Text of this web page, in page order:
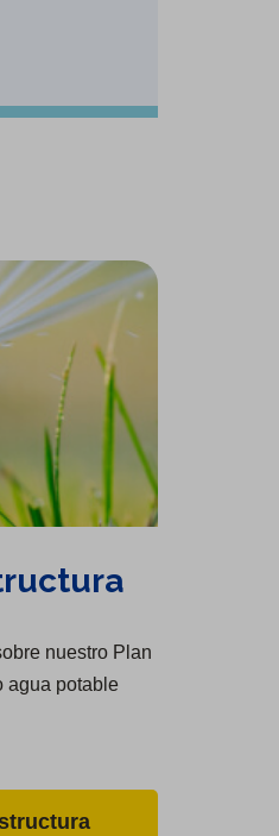
nuestro Plan
agua potable